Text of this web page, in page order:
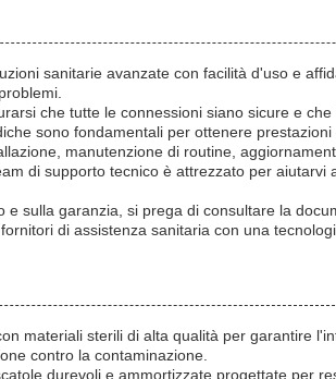
sanitarie avanzate con facilità d'uso e
che tutte le connessioni siano sicure e
sono fondamentali per ottenere
manutenzione di routine,
di supporto tecnico è attrezzato per
sulla garanzia, si prega di consultare la
di assistenza sanitaria con una
materiali sterili di alta qualità per garantire
contro la contaminazione.
durevoli e ammortizzate progettate per